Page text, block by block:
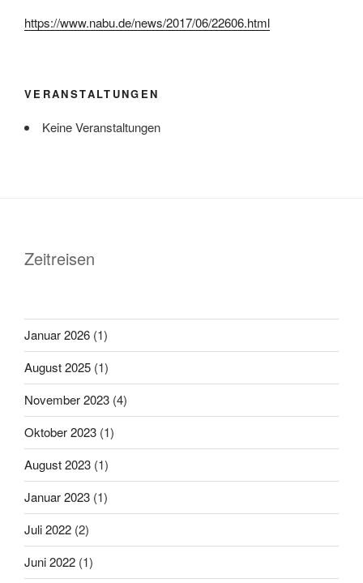
https://www.nabu.de/news/2017/06/22606.html
VERANSTALTUNGEN
Keine Veranstaltungen
Zeitreisen
Januar 2026 (1)
August 2025 (1)
November 2023 (4)
Oktober 2023 (1)
August 2023 (1)
Januar 2023 (1)
Juli 2022 (2)
Juni 2022 (1)